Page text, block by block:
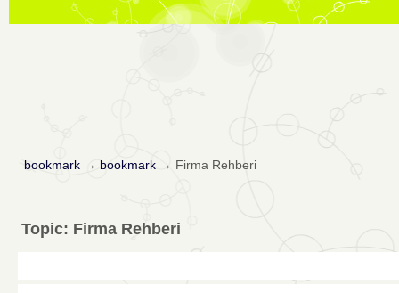
bookmark→ bookmark→ Firma Rehberi
Topic: Firma Rehberi